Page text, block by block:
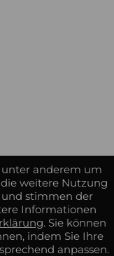
unter anderem um
weitere Nutzung
und stimmen der
Informationen
. Sie können
indem Sie Ihre
anpassen.